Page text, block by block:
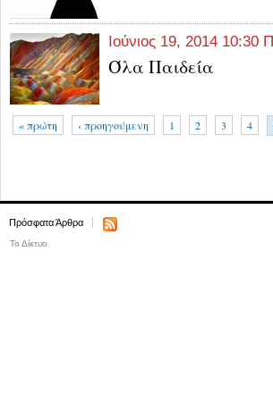
Ιούνιος 19, 2014 10:30
Όλα Παιδεία
« πρώτη ‹ προηγούμενη 1 2 3 4
Πρόσφατα Άρθρα
Το Δίκτυο